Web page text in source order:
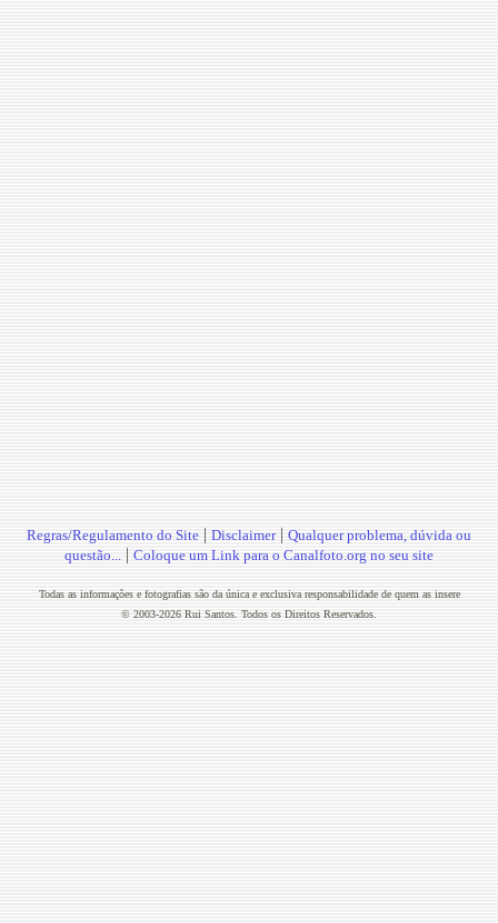
Regras/Regulamento do Site | Disclaimer| Qualquer problema, dúvida ou
questão... | Coloque um Link para o Canalfoto.org no seu site
Todas as informações e fotografias são da única e exclusiva responsabilidade de quem as insere
© 2003-2026 Rui Santos. Todos os Direitos Reservados.